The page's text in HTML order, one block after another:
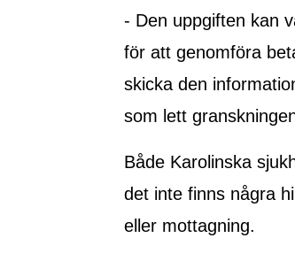
- Den uppgiften kan
för att genomföra
skicka den
som lett
Både Karolinska
det inte finns några
eller mottagning.